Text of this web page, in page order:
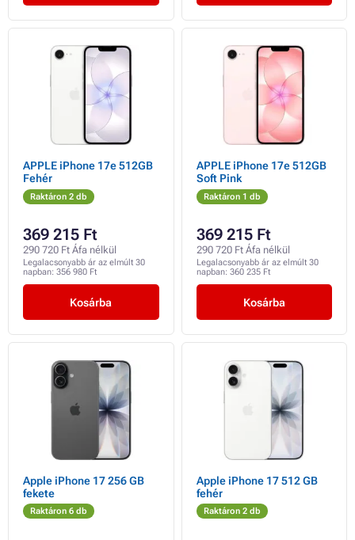
APPLE iPhone 17e 512GB
Fehér
Raktáron 2 db
369 215 Ft
290 720 Ft Áfa nélkül
Legalacsonyabb ár az elmúlt 30
napban: 356 980 Ft
Kosárba
APPLE iPhone 17e 512GB
Soft Pink
Raktáron 1 db
369 215 Ft
290 720 Ft Áfa nélkül
Legalacsonyabb ár az elmúlt 30
napban: 360 235 Ft
Kosárba
Apple iPhone 17 256 GB
fekete
Raktáron 6 db
Apple iPhone 17 512 GB
fehér
Raktáron 2 db